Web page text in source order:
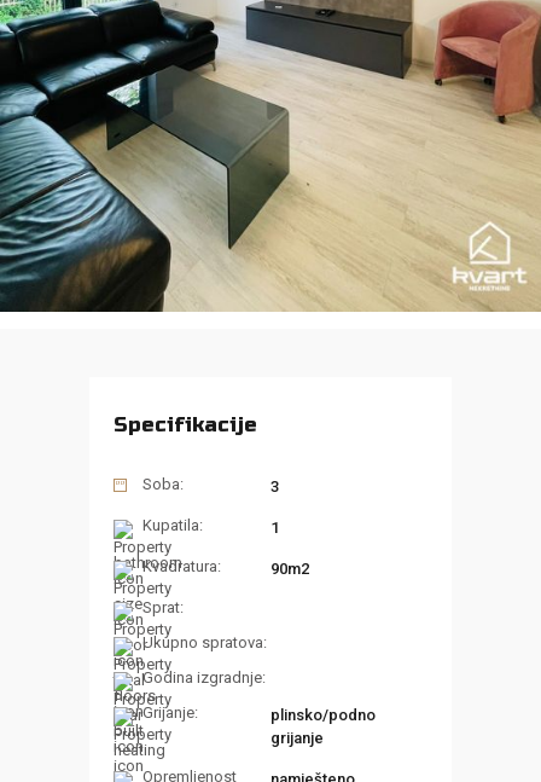
Specifikacije
Soba: 3
Kupatila: 1
Kvadratura: 90m2
Sprat:
Ukupno spratova:
Godina izgradnje:
Grijanje:
plinsko/podno
grijanje
Opremljenost